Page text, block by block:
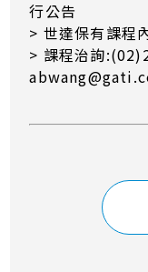
行公告
> 世達保有課程
> 課程治詢